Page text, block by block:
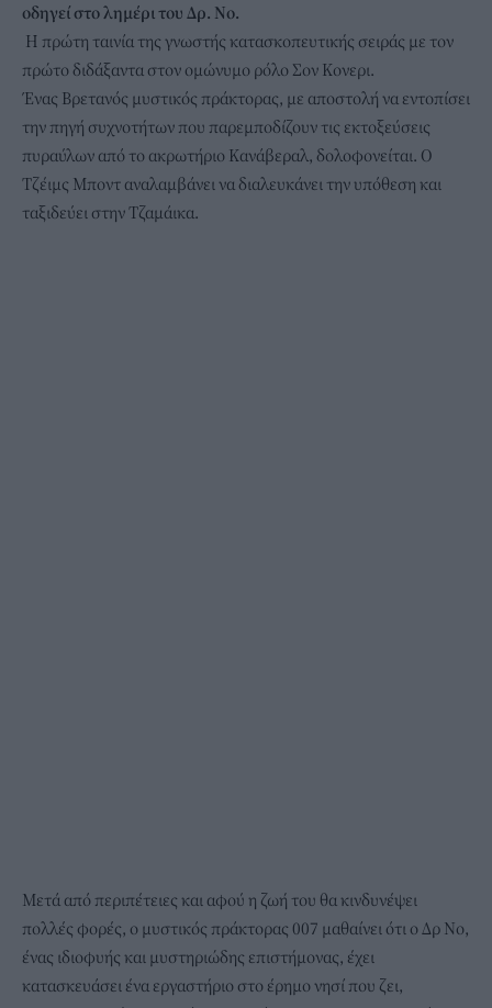
οδηγεί στο λημέρι του Δρ. Νο.
Η πρώτη ταινία της γνωστής κατασκοπευτικής σειράς με τον
πρώτο διδάξαντα στον ομώνυμο ρόλο Σον Κονερι.
Ένας Βρετανός μυστικός πράκτορας, με αποστολή να εντοπίσει
την πηγή συχνοτήτων που παρεμποδίζουν τις εκτοξεύσεις
πυραύλων από το ακρωτήριο Κανάβεραλ, δολοφονείται. Ο
Τζέιμς Μποντ αναλαμβάνει να διαλευκάνει την υπόθεση και
ταξιδεύει στην Τζαμάικα.
Μετά από περιπέτειες και αφού η ζωή του θα κινδυνέψει
πολλές φορές, ο μυστικός πράκτορας 007 μαθαίνει ότι ο Δρ Νο,
ένας ιδιοφυής και μυστηριώδης επιστήμονας, έχει
κατασκευάσει ένα εργαστήριο στο έρημο νησί που ζει,